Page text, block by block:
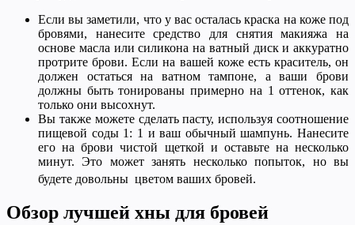
Если вы заметили, что у вас осталась краска на коже под
бровями, нанесите средство для снятия макияжа на
основе масла или силикона на ватный диск и аккуратно
протрите брови. Если на вашей коже есть краситель, он
должен остаться на ватном тампоне, а ваши брови
должны быть тонированы примерно на 1 оттенок, как
только они высохнут.
Вы также можете сделать пасту, используя соотношение
пищевой соды 1: 1 и ваш обычный шампунь. Нанесите
его на брови чистой щеткой и оставьте на несколько
минут. Это может занять несколько попыток, но вы
будете довольны цветом ваших бровей.
Обзор лучшей хны для бровей